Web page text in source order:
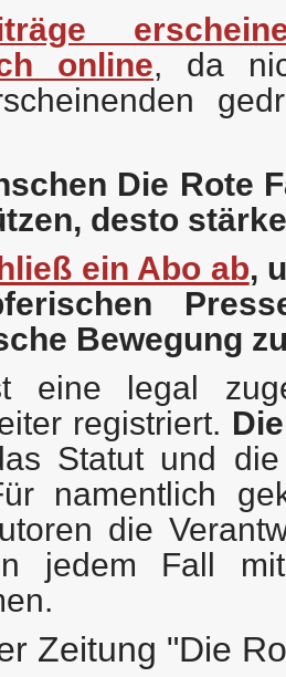
online, da
Die Rote
desto
ein Abo ab,
Bewegung
eine legal
registriert.
Statut und
namentlich
die
jedem Fall
Zeitung "Die